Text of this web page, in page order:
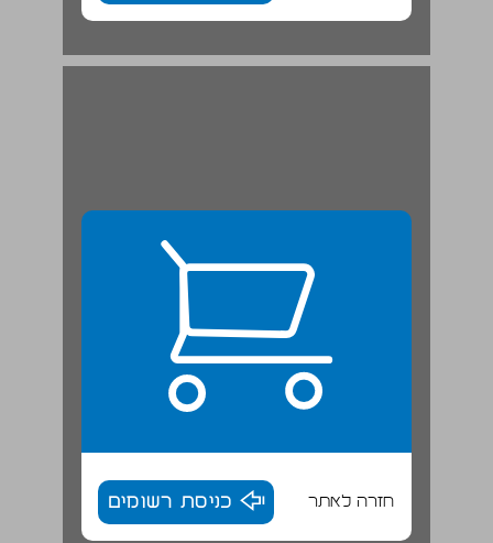
אטרקטיביות ... 26
חזרה לאתר כניסת רשומים